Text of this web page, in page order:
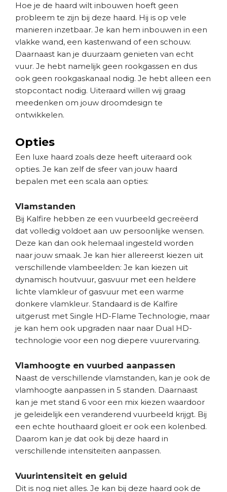
Hoe je de haard wilt inbouwen hoeft geen
probleem te zijn bij deze haard. Hij is op vele
manieren inzetbaar. Je kan hem inbouwen in een
vlakke wand, een kastenwand of een schouw.
Daarnaast kan je duurzaam genieten van echt
vuur. Je hebt namelijk geen rookgassen en dus
ook geen rookgaskanaal nodig. Je hebt alleen een
stopcontact nodig. Uiteraard willen wij graag
meedenken om jouw droomdesign te
ontwikkelen.
Opties
Een luxe haard zoals deze heeft uiteraard ook
opties. Je kan zelf de sfeer van jouw haard
bepalen met een scala aan opties:
Vlamstanden
Bij Kalfire hebben ze een vuurbeeld gecreëerd
dat volledig voldoet aan uw persoonlijke wensen.
Deze kan dan ook helemaal ingesteld worden
naar jouw smaak. Je kan hier allereerst kiezen uit
verschillende vlambeelden: Je kan kiezen uit
dynamisch houtvuur, gasvuur met een heldere
lichte vlamkleur of gasvuur met een warme
donkere vlamkleur. Standaard is de Kalfire
uitgerust met Single HD-Flame Technologie, maar
je kan hem ook upgraden naar naar Dual HD-
technologie voor een nog diepere vuurervaring.
Vlamhoogte en vuurbed aanpassen
Naast de verschillende vlamstanden, kan je ook de
vlamhoogte aanpassen in 5 standen. Daarnaast
kan je met stand 6 voor een mix kiezen waardoor
je geleidelijk een veranderend vuurbeeld krijgt. Bij
een echte houthaard gloeit er ook een kolenbed.
Daarom kan je dat ook bij deze haard in
verschillende intensiteiten aanpassen.
Vuurintensiteit en geluid
Dit is nog niet alles. Je kan bij deze haard ook de